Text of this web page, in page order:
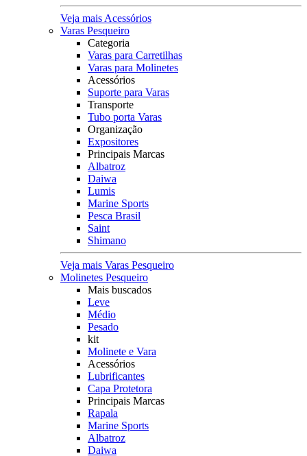
Veja mais Acessórios
Varas Pesqueiro
Categoria
Varas para Carretilhas
Varas para Molinetes
Acessórios
Suporte para Varas
Transporte
Tubo porta Varas
Organização
Expositores
Principais Marcas
Albatroz
Daiwa
Lumis
Marine Sports
Pesca Brasil
Saint
Shimano
Veja mais Varas Pesqueiro
Molinetes Pesqueiro
Mais buscados
Leve
Médio
Pesado
kit
Molinete e Vara
Acessórios
Lubrificantes
Capa Protetora
Principais Marcas
Rapala
Marine Sports
Albatroz
Daiwa